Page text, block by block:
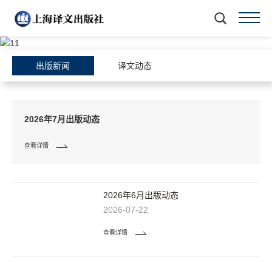
出版新闻 译文动态
2026年7月出版动态
查看详情
2026年6月出版动态
2026-07-22
查看详情